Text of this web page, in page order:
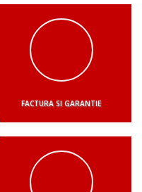
FACTURA SI GARANTIE